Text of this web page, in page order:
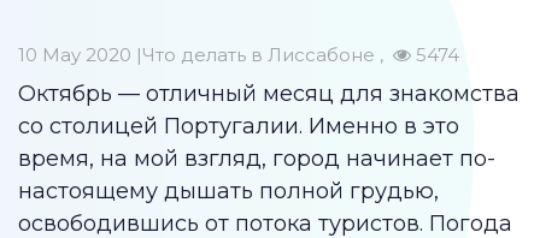
10 May 2020 |Что делать в Лиссабоне 5474
Октябрь — отличный месяц для знакомства
со столицей Португалии. Именно в это
время, на мой взгляд, город начинает по-
настоящему дышать полной грудью,
освободившись от потока туристов. Погода